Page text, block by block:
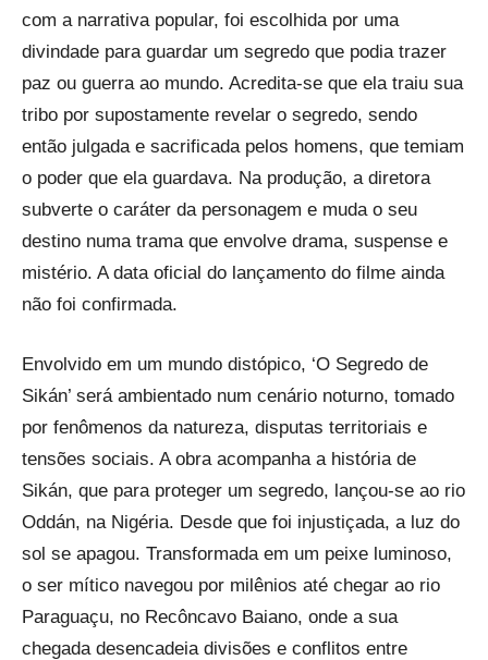
com a narrativa popular, foi escolhida por uma
divindade para guardar um segredo que podia trazer
paz ou guerra ao mundo. Acredita-se que ela traiu sua
tribo por supostamente revelar o segredo, sendo
então julgada e sacrificada pelos homens, que temiam
o poder que ela guardava. Na produção, a diretora
subverte o caráter da personagem e muda o seu
destino numa trama que envolve drama, suspense e
mistério. A data oficial do lançamento do filme ainda
não foi confirmada.
Envolvido em um mundo distópico, ‘O Segredo de
Sikán’ será ambientado num cenário noturno, tomado
por fenômenos da natureza, disputas territoriais e
tensões sociais. A obra acompanha a história de
Sikán, que para proteger um segredo, lançou-se ao rio
Oddán, na Nigéria. Desde que foi injustiçada, a luz do
sol se apagou. Transformada em um peixe luminoso,
o ser mítico navegou por milênios até chegar ao rio
Paraguaçu, no Recôncavo Baiano, onde a sua
chegada desencadeia divisões e conflitos entre